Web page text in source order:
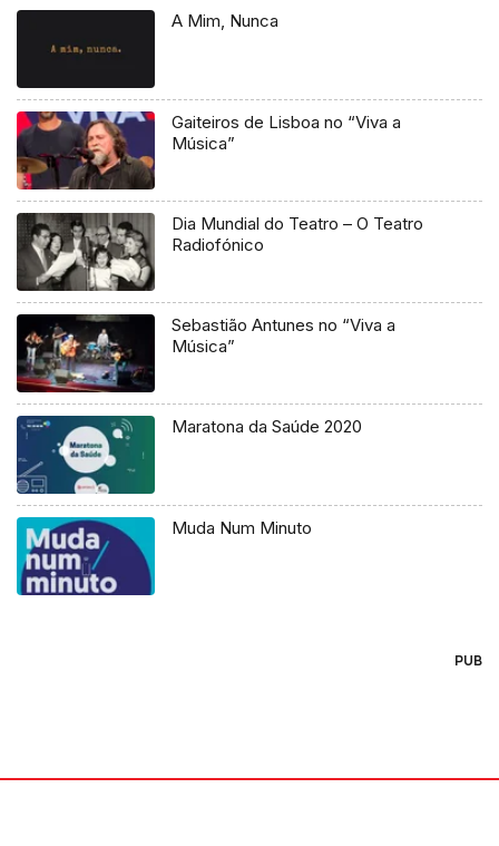
A Mim, Nunca
Gaiteiros de Lisboa no “Viva a
Música”
Dia Mundial do Teatro – O Teatro
Radiofónico
Sebastião Antunes no “Viva a
Música”
Maratona da Saúde 2020
Muda Num Minuto
PUB